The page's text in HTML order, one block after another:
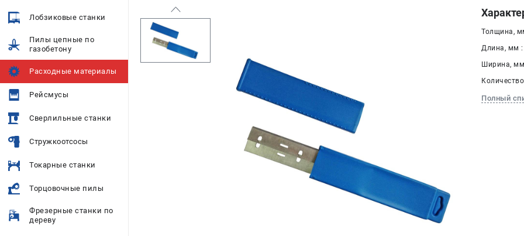
Лобзиковые станки
Пилы цепные по
газобетону
Расходные материалы
Рейсмусы
Сверлильные станки
Стружкоотсосы
Токарные станки
Торцовочные пилы
Фрезерные станки по
дереву
Толщина,
Длина, мм :
Ширина,
Полный